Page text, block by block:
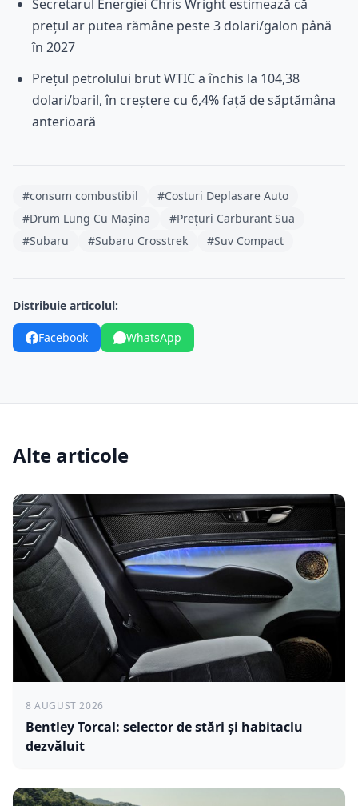
Secretarul Energiei Chris Wright estimează că
prețul ar putea rămâne peste 3 dolari/galon până
în 2027
Prețul petrolului brut WTIC a închis la 104,38
dolari/baril, în creștere cu 6,4% față de săptămâna
anterioară
#consum combustibil
#Costuri Deplasare Auto
#Drum Lung Cu Mașina
#Prețuri Carburant Sua
#Subaru
#Subaru Crosstrek #Suv Compact
Distribuie articolul:
Facebook WhatsApp
Alte articole
8 AUGUST 2026
Bentley Torcal: selector de stări și habitaclu
dezvăluit